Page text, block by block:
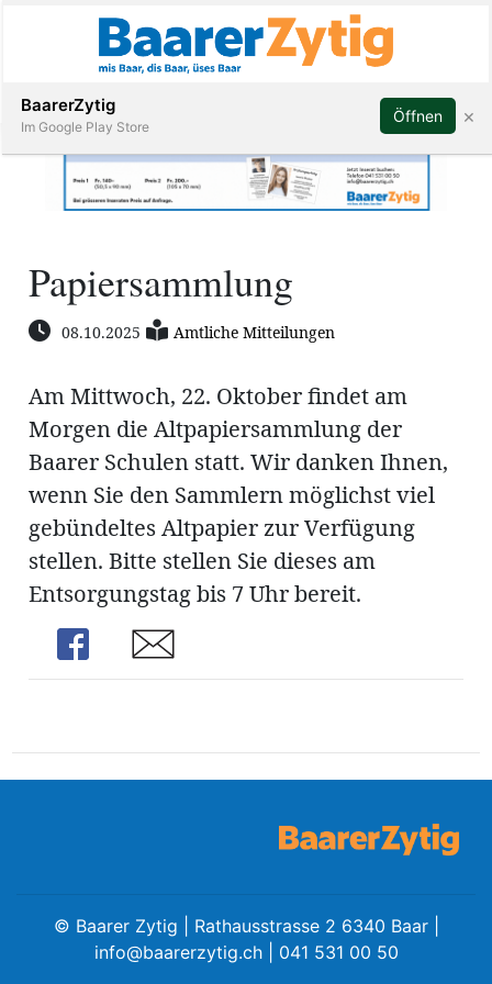
Veranstaltungen
Stellen
E-
Paper
Amtliche
Mitteilungen
Baustellen
Abonnieren
Papiersammlung
08.10.2025 Amtliche Mitteilungen
Am Mittwoch, 22. Oktober findet am
Morgen die Altpapiersammlung der
Baarer Schulen statt. Wir danken Ihnen,
wenn Sie den Sammlern möglichst viel
gebündeltes Altpapier zur Verfügung
stellen. Bitte stellen Sie dieses am
Entsorgungstag bis 7 Uhr bereit.
Share
Share
© Baarer Zytig | Rathausstrasse 2 6340 Baar |
info@baarerzytig.ch| 041 531 00 50
BaarerZytig
Im Google Play Store
Öffnen ×